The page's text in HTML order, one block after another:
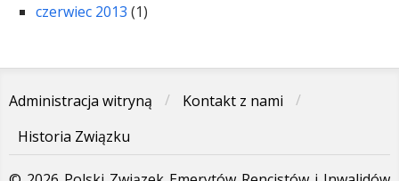
czerwiec 2013 (1)
Administracja witryną
Kontakt z nami
Historia Związku